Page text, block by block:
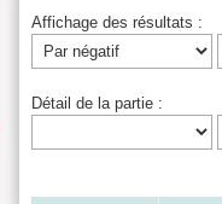
Affichage des résultats :
Détail de la partie :